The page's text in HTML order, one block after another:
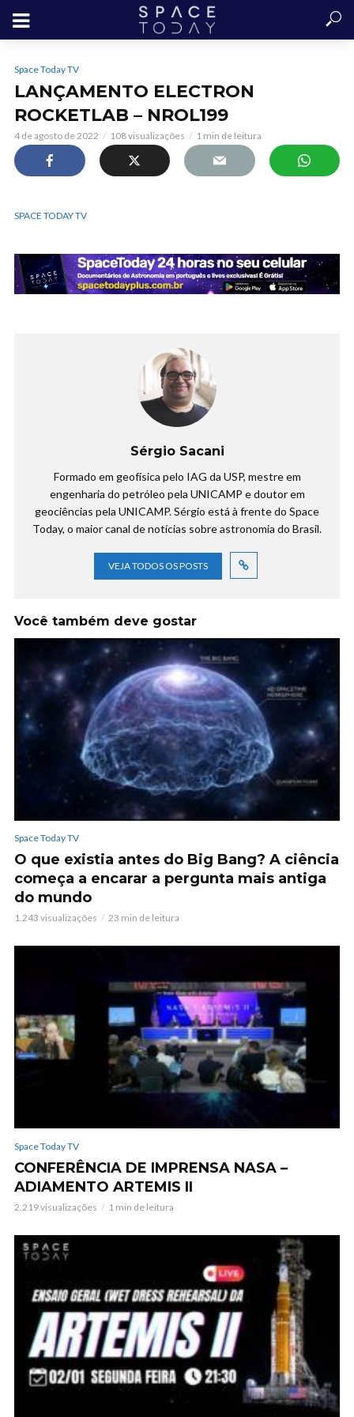
Space Today TV
LANÇAMENTO ELECTRON
ROCKETLAB – NROL199
4 de agosto de 2022 108 visualizações 1 min de leitura
SPACE TODAY TV
Sérgio Sacani
Formado em geofísica pelo IAG da USP, mestre em
engenharia do petróleo pela UNICAMP e doutor em
geociências pela UNICAMP. Sérgio está à frente do Space
Today, o maior canal de notícias sobre astronomia do Brasil.
VEJA TODOS OS POSTS
Você também deve gostar
Space Today TV
O que existia antes do Big Bang? A ciência
começa a encarar a pergunta mais antiga
do mundo
1.243 visualizações 23 min de leitura
Space Today TV
CONFERÊNCIA DE IMPRENSA NASA –
ADIAMENTO ARTEMIS II
2.219 visualizações 1 min de leitura